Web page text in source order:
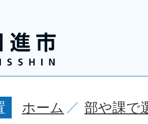
ホーム 部や課で